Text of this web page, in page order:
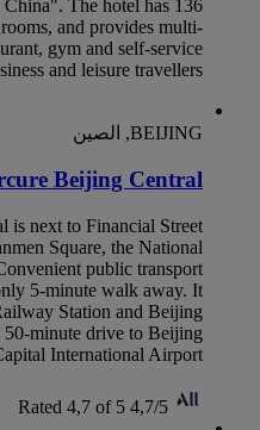
The hotel has 136
and provides multi-
gym and self-service
and leisure travellers.
BEIJING, الصين
Beijing Central
is next to Financial Street
Square, the National
public transport
5-minute walk away. It
Station and Beijing
minute drive to Beijing
International Airport.
4,7/5
Rated 4,7 of 5